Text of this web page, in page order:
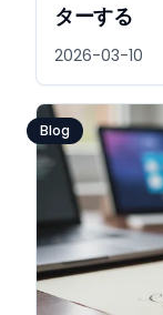
ターする
2026-03-10
Blog